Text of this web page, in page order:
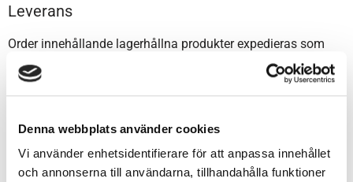
Denna webbplats använder cookies
Vi använder enhetsidentifierare för att anpassa innehållet
och annonserna till användarna, tillhandahålla funktioner
Leverans
Order innehållande lagerhållna produkter expedieras som
regel en till två dagar efter beställning. Ordrar inom Norden
och Europa längre leveranstid. Trabyggarna.se anlitar
Schenker eller Posten för leverans. Beställningsvaror
Återköp